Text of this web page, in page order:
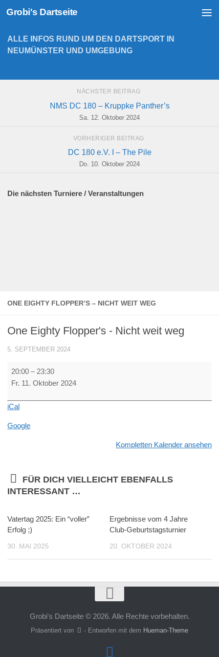
Zum Inhalt springen
Grobi's Dartseite
ONE EIGHTY FLOPPER’S – NICHT WEIT WEG
One Eighty Flopper's - Nicht weit weg
5. SEPTEMBER 2024
One
Eighty
-
weit
20:00 – 23:30
Fr. 11. Oktober 2024
iCal
Google
Kompletten Kalender ansehen
FÜR DICH VIELLEICHT EBENFALLS
INTERESSANT …
Vatertag 2025: Ein “voller”
Erfolg ;)
30. MAI 2025
Ergebnisse vom 4 Jahre
Club-Geburtstagsturnier
20. OKTOBER 2024
ALLE INFOS RUND UM DEN DARTSPORT IN
NEUMÜNSTER UND UMGEBUNG
NÄCHSTER BEITRAG
NMS DC 180 – Kruppke Panther’s
Sa. 12. Oktober 2024
VORHERIGER BEITRAG
DC 180 e.V. I – The Pile
Do. 10. Oktober 2024
Die nächsten Turniere / Veranstaltungen
Grobi's Dartseite © 2026. Alle Rechte vorbehalten.
Präsentiert von - Entworfen mit dem Hueman-Theme